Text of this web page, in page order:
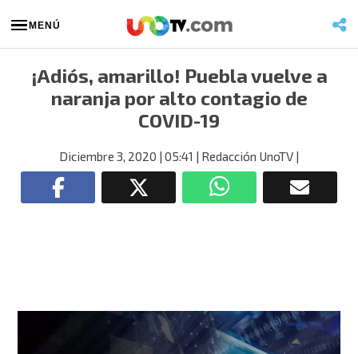
MENÚ
¡Adiós, amarillo! Puebla vuelve a
naranja por alto contagio de
COVID-19
Diciembre 3, 2020 | 05:41 | Redacción UnoTV |